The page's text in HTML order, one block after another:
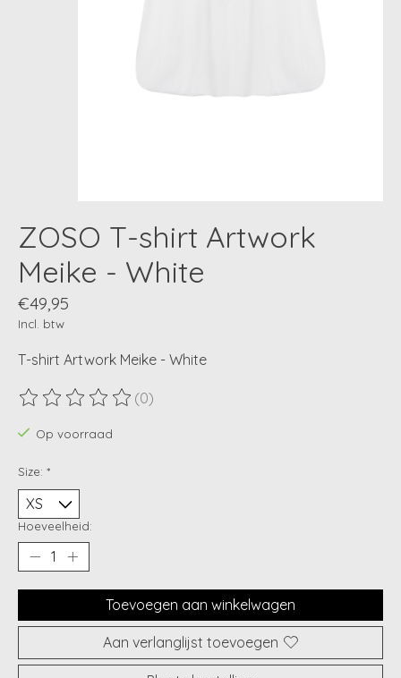
ZOSO T-shirt Artwork
Meike - White
€49,95
Incl. btw
T-shirt Artwork Meike - White
De beoordeling van dit product is
(0)
Op voorraad
Size: *
Hoeveelheid:
Toevoegen aan winkelwagen
Aan verlanglijst toevoegen